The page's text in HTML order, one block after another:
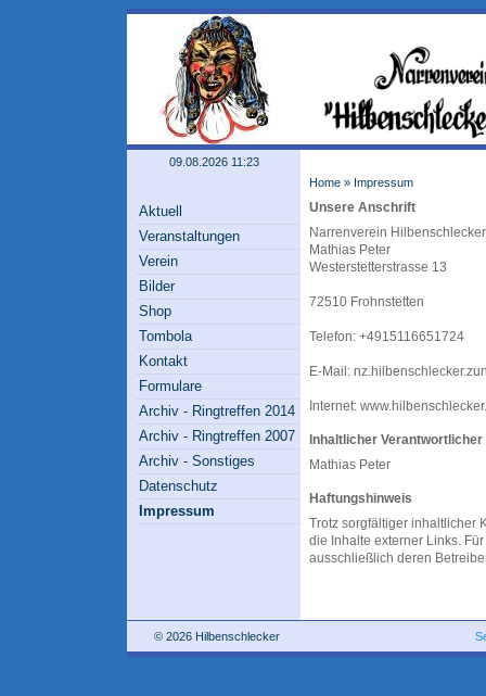
09.08.2026 11:23
Aktuell
Veranstaltungen
Verein
Bilder
Shop
Tombola
Kontakt
Formulare
Archiv - Ringtreffen 2014
Archiv - Ringtreffen 2007
Archiv - Sonstiges
Datenschutz
Impressum
Home » Impressum
Unsere Anschrift
Narrenverein Hilbenschlecker
Mathias Peter
Westerstetterstrasse 13
72510 Frohnstetten
Telefon: +4915116651724
E-Mail:
Internet:
Inhaltlicher Verantwortlicher
Mathias Peter
Haftungshinweis
Trotz sorgfältiger inhaltlicher
die Inhalte externer Links.
ausschließlich deren
© 2026 Hilbenschlecker